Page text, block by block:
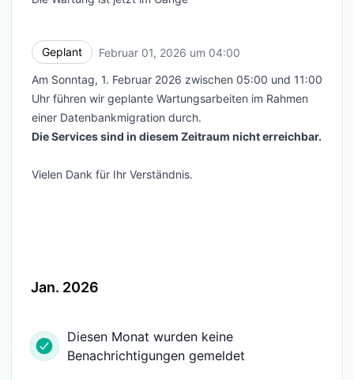
Geplant Februar 01, 2026 um 04:00
Am Sonntag, 1. Februar 2026 zwischen 05:00 und 11:00
Uhr führen wir geplante Wartungsarbeiten im Rahmen
einer Datenbankmigration durch.
Die Services sind in diesem Zeitraum nicht erreichbar.
Vielen Dank für Ihr Verständnis.
Jan. 2026
Diesen Monat wurden keine
Benachrichtigungen gemeldet